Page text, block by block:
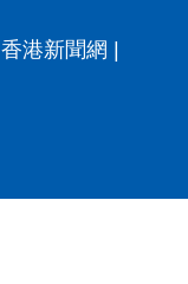
香港新聞網 |